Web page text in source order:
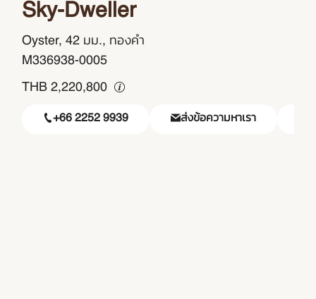
Sky-Dweller
Oyster, 42 มม., ทองคำ
M336938-0005
THB2,220,800
+66 2252 9939 ส่งข้อความหาเรา